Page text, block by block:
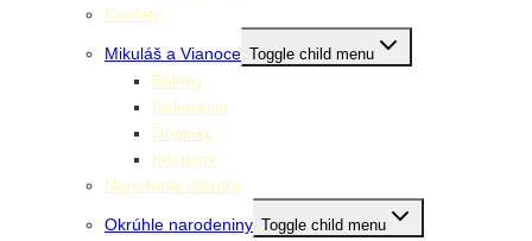
Konfety
Mikuláš a Vianoce Toggle child menu
Balóny
Dekorácie
Doplnky
Kostýmy
Narodenie dieťaťa
Okrúhle narodeniny Toggle child menu